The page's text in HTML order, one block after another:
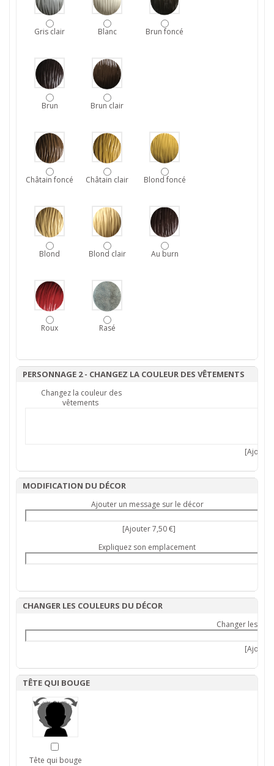
Gris clair Blanc Brun foncé
Brun Brun clair
Châtain foncé Châtain clair Blond foncé
Blond Blond clair Au burn
Roux Rasé
PERSONNAGE 2 - CHANGEZ LA COULEUR DES VÊTEMENTS
Changez la couleur des
vêtements
MODIFICATION DU DÉCOR
Ajouter un message sur le décor
[Ajouter 7,50 €]
Expliquez son emplacement
CHANGER LES COULEURS DU DÉCOR
Changer les
TÊTE QUI BOUGE
Tête qui bouge